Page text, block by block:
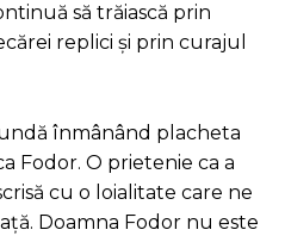
să trăiască prin
replici și prin curajul
înmânând placheta
Fodor. O prietenie ca a
cu o loialitate care ne
Doamna Fodor nu este